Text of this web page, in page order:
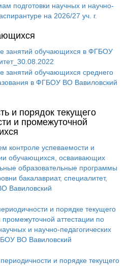
подготовки научных и научно-
на 2026/27 уч. г.
обучающихся в ФГБОУ
обучающихся среднего
в ФГБОУ ВО Вавиловский
и порядок текущего
и промежуточной
успеваемости и
обучающихся, осваивающих
образовательные программы
бакалавриат, специалитет,
Вавиловский
и порядке текущего
аттестации по
и научно-педагогических
ВО Вавиловский
и порядке текущего